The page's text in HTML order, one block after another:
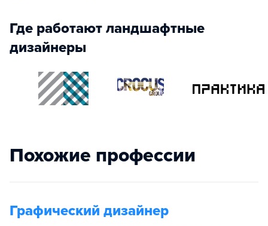
Где работают ландшафтные
дизайнеры
Похожие профессии
Графический дизайнер